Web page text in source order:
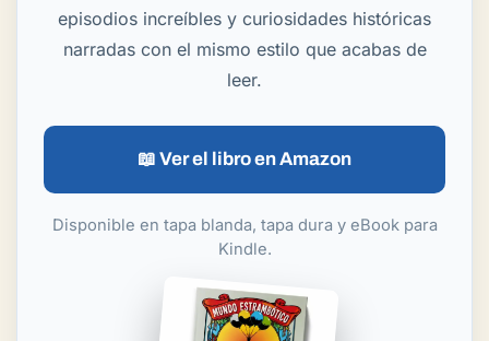
episodios increíbles y curiosidades históricas
narradas con el mismo estilo que acabas de
leer.
📖 Ver el libro en Amazon
Disponible en tapa blanda, tapa dura y eBook para
Kindle.